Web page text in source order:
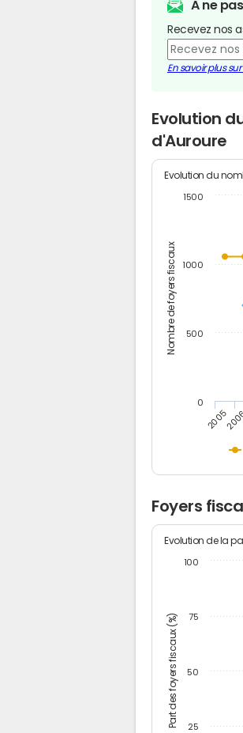
A ne
Recevez nos
En savoir plus
Evolution
d'Auroure
Nombre de foyers fiscaux
Evolution du
2005
0
500
1000
1500
Foyers
Part des foyers fiscaux (%)
Evolution de la
25
50
75
100